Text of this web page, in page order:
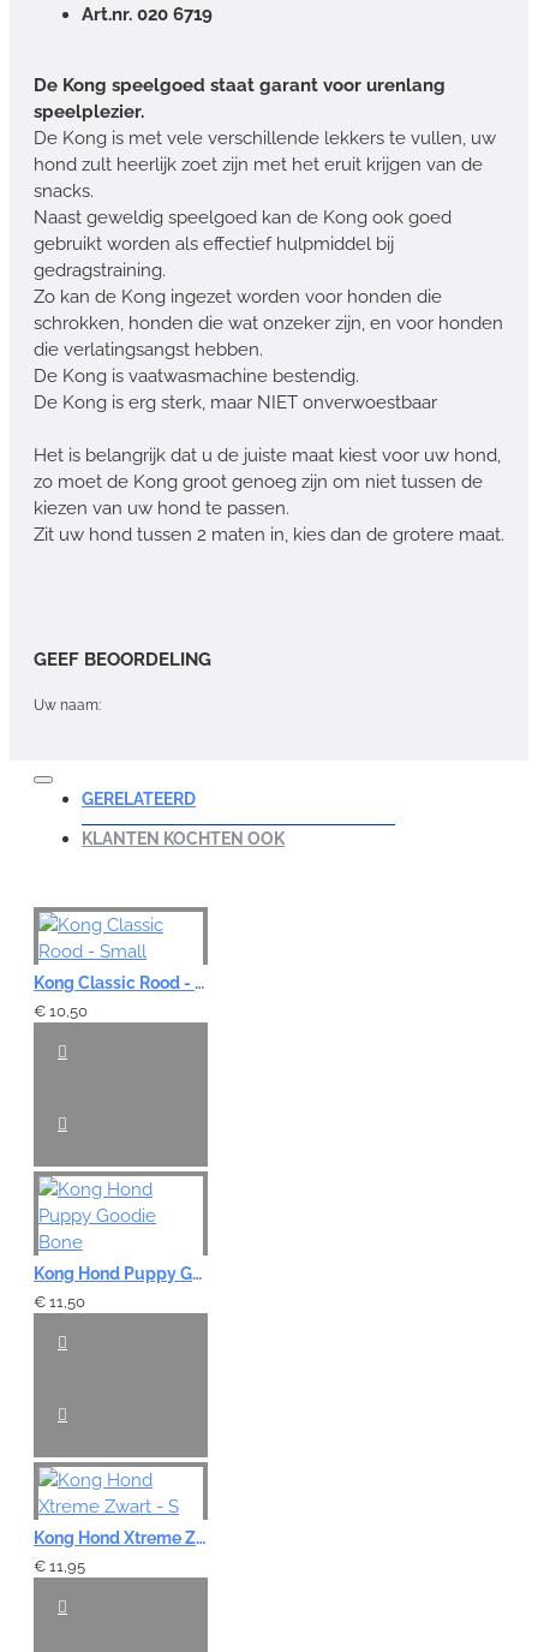
Art.nr. 020 6719
De Kong speelgoed staat garant voor urenlang
speelplezier.
De Kong is met vele verschillende lekkers te vullen, uw
hond zult heerlijk zoet zijn met het eruit krijgen van de
snacks.
Naast geweldig speelgoed kan de Kong ook goed
gebruikt worden als effectief hulpmiddel bij
gedragstraining.
Zo kan de Kong ingezet worden voor honden die
schrokken, honden die wat onzeker zijn, en voor honden
die verlatingsangst hebben.
De Kong is vaatwasmachine bestendig.
De Kong is erg sterk, maar NIET onverwoestbaar
Het is belangrijk dat u de juiste maat kiest voor uw hond,
zo moet de Kong groot genoeg zijn om niet tussen de
kiezen van uw hond te passen.
Zit uw hond tussen 2 maten in, kies dan de grotere maat.
GEEF BEOORDELING
Uw naam:
Opmerking:
Note:HTML-code wordt niet vertaald!
Waardering:
Slecht
GERELATEERD
KLANTEN KOCHTEN OOK
Kong Classic Rood - Small
€ 10,50
Kong Hond Puppy Goodie Bone
€ 11,50
Kong Hond Xtreme Zwart - S
€ 11,95